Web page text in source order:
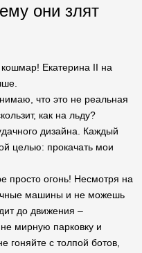
они злят
кошмар! Екатерина II на
что это не реальная
как на льду?
дизайна. Каждый
целью: прокачать мои
просто огонь! Несмотря на
машины и не можешь
до движения –
мирную парковку и
гоняйте с толпой ботов,